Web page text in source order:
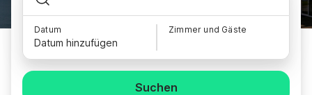
Datum
Datum hinzufügen
Zimmer und Gäste
Suchen